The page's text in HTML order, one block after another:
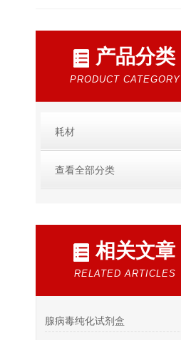
产品分类
PRODUCT CATEGORY
耗材
查看全部分类
相关文章
RELATED ARTICLES
腺病毒纯化试剂盒